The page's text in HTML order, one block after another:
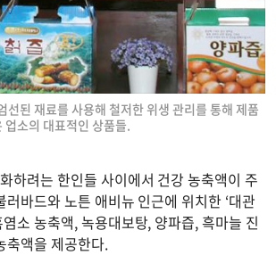
선된 재료를 사용해 철저한 위생 관리를 통해 제품
소의 대표적인 상품들.
하려는 한인들 사이에서 건강 농축액이 주
바드와 노튼 애비뉴 인근에 위치한 ‘대관
염소 농축액, 녹용대보탕, 양파즙, 흑마늘 진
축액을 제공한다.